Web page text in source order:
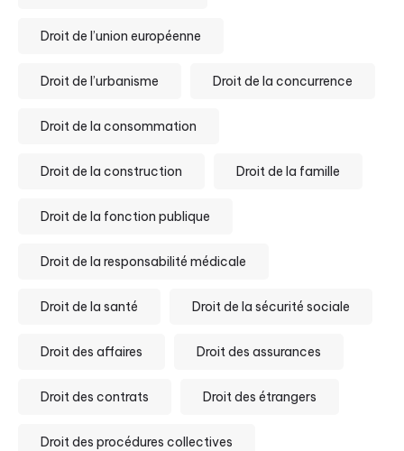
Droit de l’union européenne
Droit de l’urbanisme Droit de la concurrence
Droit de la consommation
Droit de la construction Droit de la famille
Droit de la fonction publique
Droit de la responsabilité médicale
Droit de la santé Droit de la sécurité sociale
Droit des affaires Droit des assurances
Droit des contrats Droit des étrangers
Droit des procédures collectives